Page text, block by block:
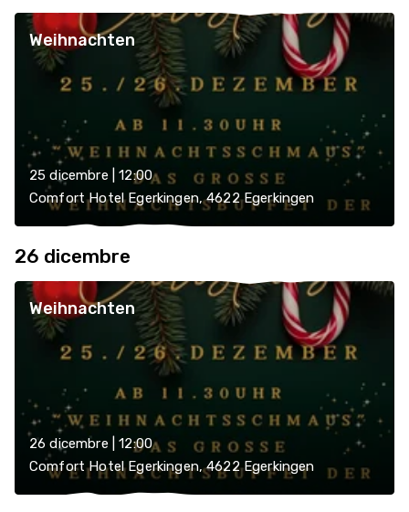
Weihnachten
25 dicembre | 12:00
Comfort Hotel Egerkingen, 4622 Egerkingen
26 dicembre
Weihnachten
26 dicembre | 12:00
Comfort Hotel Egerkingen, 4622 Egerkingen